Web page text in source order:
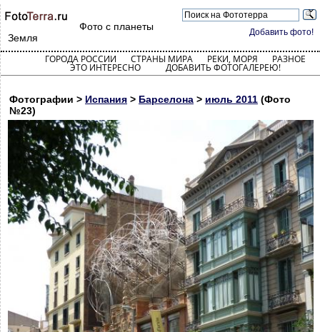
Добавить фото!
Фото с планеты
Земля
ГОРОДА РОССИИ СТРАНЫ МИРА РЕКИ, МОРЯ РАЗНОЕ
ЭТО ИНТЕРЕСНО ДОБАВИТЬ ФОТОГАЛЕРЕЮ!
Фотографии > Испания > Барселона > июль 2011 (Фото
№23)